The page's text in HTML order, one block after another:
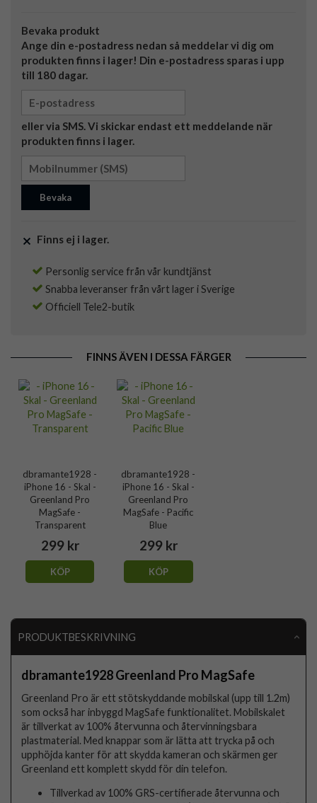
Bevaka produkt
Ange din e-postadress nedan så meddelar vi dig om
produkten finns i lager! Din e-postadress sparas i upp
till 180 dagar.
eller via SMS. Vi skickar endast ett meddelande när
produkten finns i lager.
Bevaka
Finns ej i lager.
Personlig service från vår kundtjänst
Snabba leveranser från vårt lager i Sverige
Officiell Tele2-butik
FINNS ÄVEN I DESSA FÄRGER
dbramante1928 -
iPhone 16 - Skal -
Greenland Pro
MagSafe -
Transparent
299 kr
KÖP
dbramante1928 -
iPhone 16 - Skal -
Greenland Pro
MagSafe - Pacific
Blue
299 kr
KÖP
PRODUKTBESKRIVNING
dbramante1928 Greenland Pro MagSafe
Greenland Pro är ett stötskyddande mobilskal (upp till 1.2m)
som också har inbyggd MagSafe funktionalitet. Mobilskalet
är tillverkat av 100% återvunna och återvinningsbara
plastmaterial. Med knappar som är lätta att trycka på och
upphöjda kanter för att skydda kameran och skärmen ger
Greenland ett komplett skydd för din telefon.
Tillverkad av 100% GRS-certifierade återvunna och